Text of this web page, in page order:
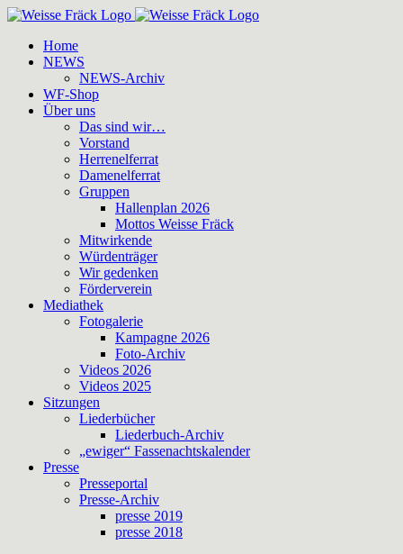
Zum
springenHome
NEWS
NEWS-Archiv
WF-Shop
Über uns
Das sind wir…
Vorstand
Herrenelferrat
Damenelferrat
Gruppen
Hallenplan 2026
Mottos Weisse Fräck
Mitwirkende
Würdenträger
Wir gedenken
Förderverein
Mediathek
Fotogalerie
Kampagne 2026
Foto-Archiv
Videos 2026
Videos 2025
Sitzungen
Liederbücher
Liederbuch-Archiv
„ewiger“ Fassenachtskalender
Presse
Presseportal
Presse-Archiv
presse 2019
presse 2018